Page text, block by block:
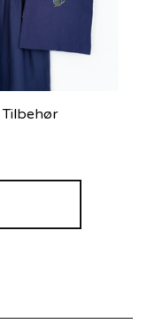
Tilbehør